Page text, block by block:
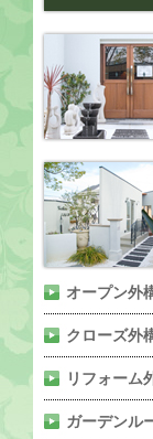
オープン外
クローズ外
リフォーム
ガーデンル